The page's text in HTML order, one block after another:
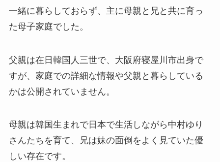
一緒に暮らしておらず、主に母親と兄と共に育っ
た母子家庭でした。
父親は在日韓国人三世で、大阪府寝屋川市出身で
すが、家庭での詳細な情報や父親と暮らしている
かは公開されていません。
母親は韓国生まれで日本で生活しながら中村ゆり
さんたちを育て、兄は妹の面倒をよく見ていた優
しい存在です。